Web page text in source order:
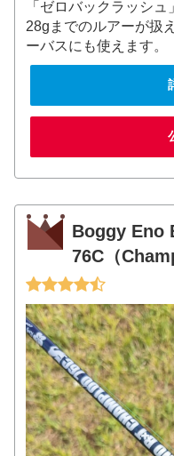
「ゼロバックラッシュ
28gまでのルアーが扱
ーバスにも使えます。
Boggy Eno
76C（